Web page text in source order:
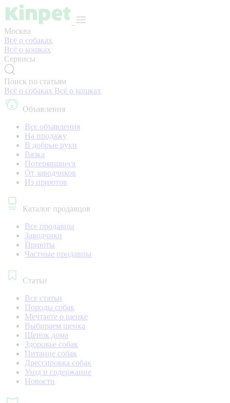
Москва
Всё о собаках
Всё о кошках
Сервисы
Поиск по статьям
Всё о собаках Всё о кошках
Объявления
Все объявления
На продажу
В добрые руки
Вязка
Потерявшиеся
От заводчиков
Из приютов
Каталог продавцов
Все продавцы
Заводчики
Приюты
Частные продавцы
Статьи
Все статьи
Породы собак
Мечтаете о щенке
Выбираем щенка
Щенок дома
Здоровье собак
Питание собак
Дрессировка собак
Уход и содержание
Новости